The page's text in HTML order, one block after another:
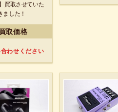
買取させていた
ました！
買取価格
わせください